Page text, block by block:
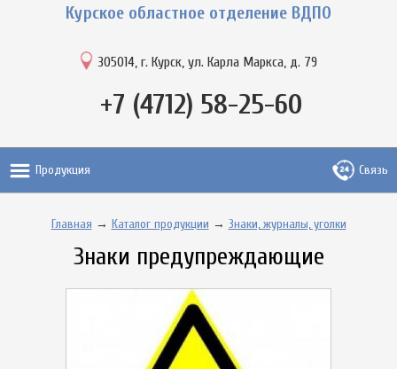
Курское областное отделение ВДПО
305014, г. Курск, ул. Карла Маркса, д. 79
+7 (4712) 58-25-60
Продукция Связь
Главная → Каталог продукции → Знаки, журналы, уголки
Знаки предупреждающие